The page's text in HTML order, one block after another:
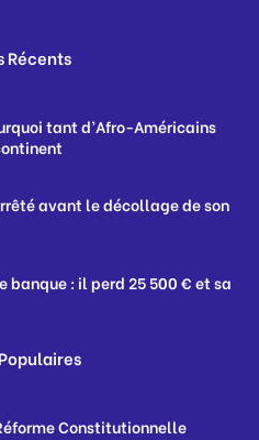
Récents
tant d’Afro-Américains
avant le décollage de son
banque : il perd 25 500 € et sa
Constitutionnelle